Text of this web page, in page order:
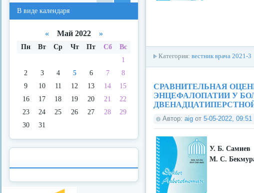
Категория: вестник врача 2021-3
СРАВНИТЕЛЬНАЯ
ЭНЦЕФАЛОПАТИИ У
Автор: aig от 5-05-2022, 09:51
У. Б. Самиев
М. С.
В виде календаря
«Май 2022 »
Пн Вт Ср Чт Пт Сб
Вс
1
2
3 4 5 6 7
8
9
10 11 12 13 14
15
16
17 18 19 20 21
22
23
24 25 26 27 28
29
30
31